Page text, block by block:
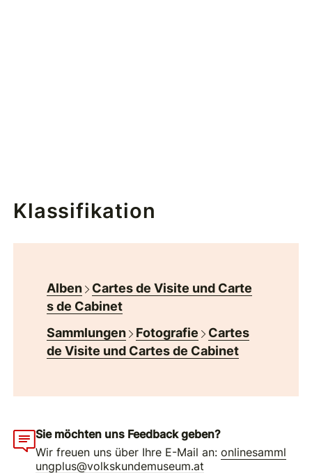
Klassifikation
Alben
Cartes de Visite und Carte
s de Cabinet
Sammlungen
Fotografie
Cartes
de Visite und Cartes de Cabinet
Sie möchten uns Feedback geben?
Wir freuen uns über Ihre E-Mail an:onlinesamml
ungplus@volkskundemuseum.at